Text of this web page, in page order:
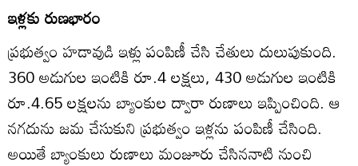
ఇళ్లకు రుణభారం
ప్రభుత్వం హడావుడి ఇళ్లు పంపిణీ చేసి చేతులు దులుపుకుంది.
360 అడుగుల ఇంటికి రూ.4 లక్షలు, 430 అడుగుల ఇంటికి
రూ.4.65 లక్షలను బ్యాంకుల ద్వారా రుణాలు ఇప్పించింది. ఆ
నగదును జమ చేసుకుని ప్రభుత్వం ఇళ్లను పంపిణీ చేసింది.
అయితే బ్యాంకులు రుణాలు మంజూరు చేసిననాటి నుంచి